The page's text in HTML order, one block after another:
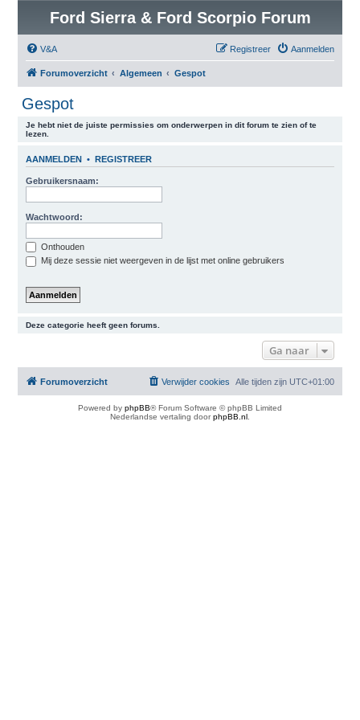
Ford Sierra & Ford Scorpio Forum
V&A Aanmelden
Registreer
Forumoverzicht Algemeen Gespot
Gespot
Je hebt niet de juiste permissies om onderwerpen in dit forum te zien of te
lezen.
AANMELDEN • REGISTREER
Gebruikersnaam:
Wachtwoord:
Onthouden
Mij deze sessie niet weergeven in de lijst met online gebruikers
Deze categorie heeft geen forums.
Ga naar
Forumoverzicht Alle tijden zijn UTC+01:00
Verwijder cookies
Powered by phpBB® Forum Software © phpBB Limited
Nederlandse vertaling doorphpBB.nl